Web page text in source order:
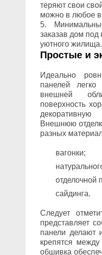
теряют свои
можно в любое
заказав дом под
уютного жилища.
Простые и
Идеально
панелей
внешней
поверхность
Внешнюю
разных
вагонки;
отделочной
сайдинга.
Следует
представляет
панели делают
крепятся
обшивка